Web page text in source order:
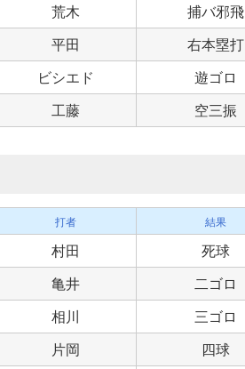
荒木 捕バ邪飛
平田 右本塁打
ビシエド 遊ゴロ
工藤 空三振
打者 結果
村田 死球
亀井 二ゴロ
相川 三ゴロ
片岡 四球